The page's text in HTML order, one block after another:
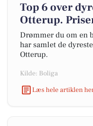
Top 6 over
Otterup.
Drømmer du om en
har samlet de
Otterup.
Kilde: Boliga
Læs hele artiklen